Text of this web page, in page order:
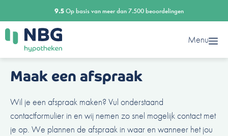
naar
de
inhoud
9.5Op basis van meer dan 7.500 beoordelingen
Menu
Maak een afspraak
Wil je een afspraak maken? Vul onderstaand
contactformulier in en wij nemen zo snel mogelijk contact met
je op. We plannen de afspraak in waar en wanneer het jou